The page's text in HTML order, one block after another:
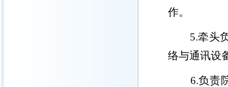
作。
5.牵头
络与通讯设
6.负责